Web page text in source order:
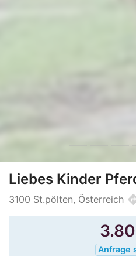
Liebes Kinder
3100 St.pölten, Österreich
Anfrage